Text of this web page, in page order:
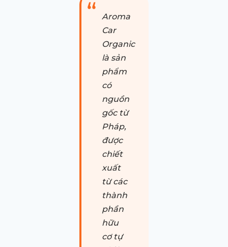
Aroma
Car
Organic
là sản
phẩm
có
nguồn
gốc từ
Pháp,
được
chiết
xuất
từ các
thành
phần
hữu
cơ tự